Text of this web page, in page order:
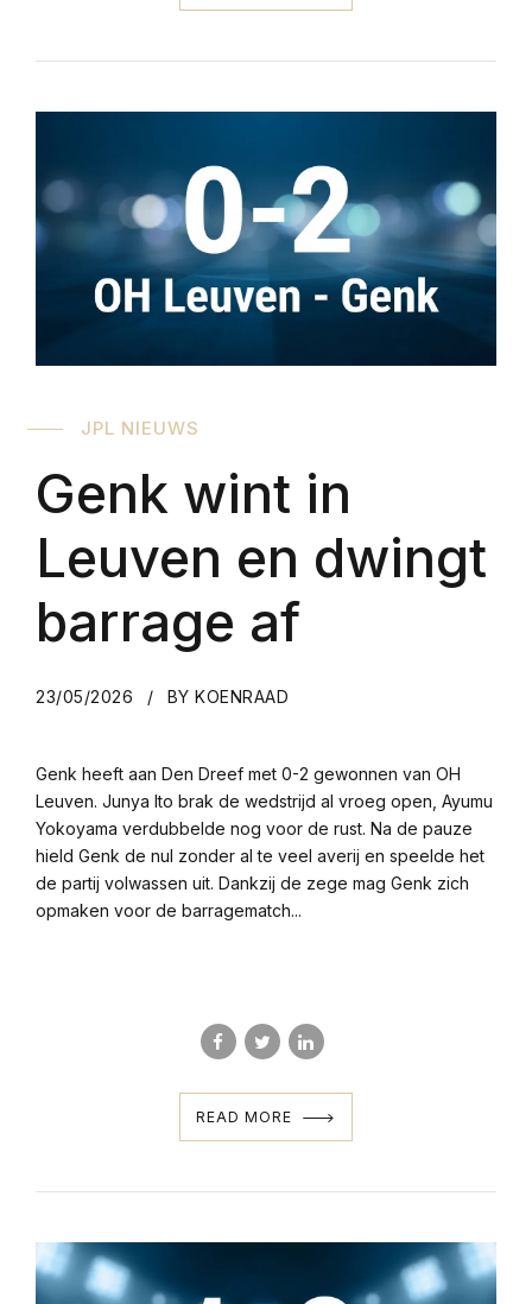
JPL NIEUWS
Genk wint in
Leuven en dwingt
barrage af
23/05/2026 BY KOENRAAD
Genk heeft aan Den Dreef met 0-2 gewonnen van OH
Leuven. Junya Ito brak de wedstrijd al vroeg open, Ayumu
Yokoyama verdubbelde nog voor de rust. Na de pauze
hield Genk de nul zonder al te veel averij en speelde het
de partij volwassen uit. Dankzij de zege mag Genk zich
opmaken voor de barragematch...
READ MORE